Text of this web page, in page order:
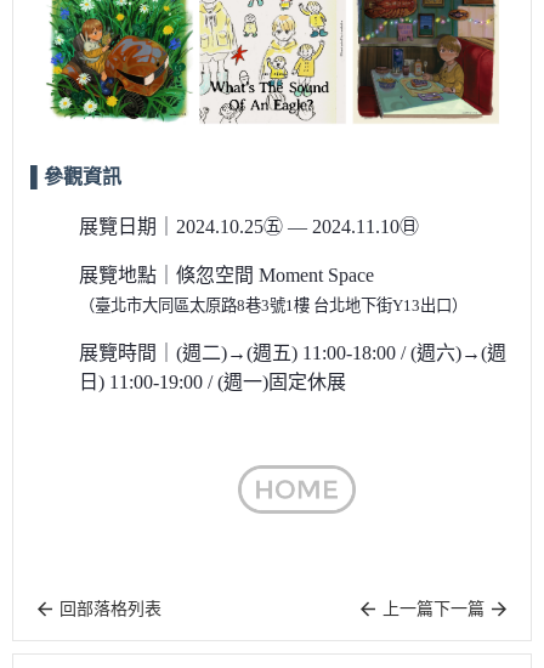
▌參觀資訊
展覽日期｜ 2024.10.25㊄ — 2024.11.10㊐
展覽地點｜ 倏忽空間 Moment Space
（臺北市大同區太原路8巷3號1樓 台北地下街Y13出口）
展覽時間｜ (週二)→(週五) 11:00-18:00 /(週六)→(週
日) 11:00-19:00 / (週一)固定休展
回部落格列表 上一篇下一篇